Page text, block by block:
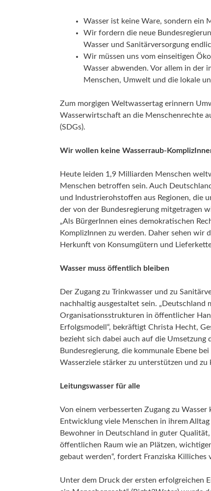
Menschenrecht auf Wasser
Daseinsvorsorge
Interkommunale Zusammenarbeit
Menschenrecht auf Wasser
Aktuelle Beiträge zum Thema
Wasser ist keine Ware, sondern ein
Wir fordern die neue
Wasser und Sanitärversorgung
Wir müssen uns vom einseitigen
Wasser abwenden. Vor allem in der
Menschen, Umwelt und die lokale
Zum morgigen Weltwassertag erinnern
Wasserwirtschaft an die Menschenrechte
(SDGs).
Wir wollen keine Wasserraub-
Heute leiden 1,9 Milliarden Menschen
Menschen betroffen sein. Auch
und Industrierohstoffen aus Regionen, die
der von der Bundesregierung mitgetragen
„Als BürgerInnen eines demokratischen
KomplizInnen zu werden. Daher sehen wir
Herkunft von Konsumgütern und
Wasser muss öffentlich bleiben
Der Zugang zu Trinkwasser und zu
nachhaltig ausgestaltet sein. „Deutschland
Organisationsstrukturen in öffentlicher
Erfolgsmodell“, bekräftigt Christa Hecht,
bezieht sich dabei auch auf die
Bundesregierung, die kommunale Ebene
Wasserziele stärker zu unterstützen und zu
Leitungswasser für alle
Von einem verbesserten Zugang zu
Entwicklung viele Menschen in ihrem
Bewohner in Deutschland in guter
öffentlichen Raum wie an Plätzen,
gebaut werden“, fordert Franziska
Unter dem Druck der ersten erfolgreichen